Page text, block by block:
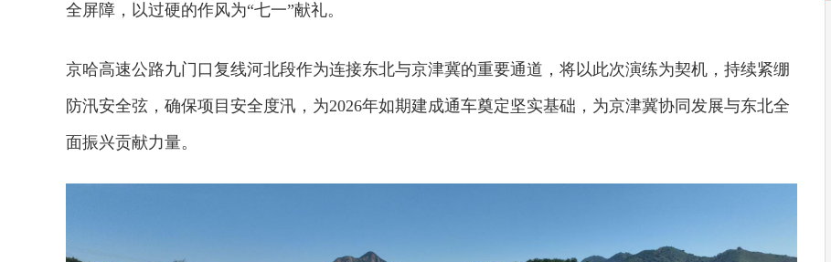
全屏障，以过硬的作风为“七一”献礼。
京哈高速公路九门口复线河北段作为连接东北与京津冀的重要通道，将以此次演练为契机，持续紧绷
防汛安全弦，确保项目安全度汛，为2026年如期建成通车奠定坚实基础，为京津冀协同发展与东北全
面振兴贡献力量。